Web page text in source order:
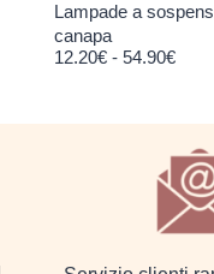
Lampade a
canapa
12.20€ - 54.90€Fascia di prezzo: da 12.20€ a